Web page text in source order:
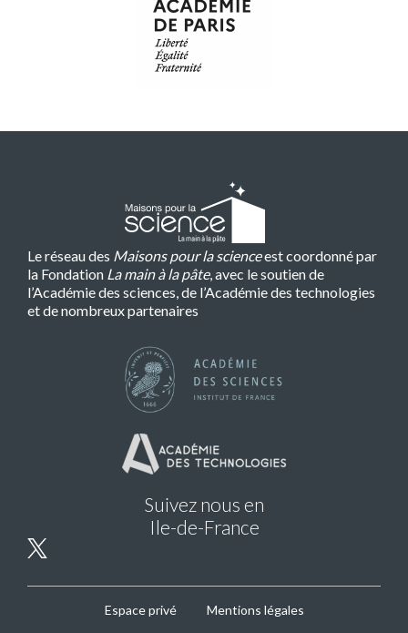
Le réseau des Maisons pour la scienceest coordonné par
la Fondation La main à la pâte, avec le soutien de
l’Académie des sciences, de l’Académie des technologies
et de nombreux partenaires
Suivez nous en
Ile-de-France
Espace privé Mentions légales